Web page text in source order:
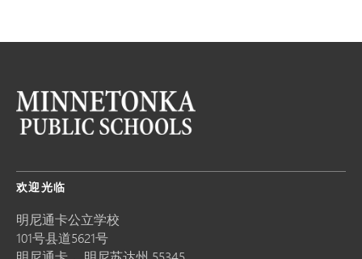
欢迎光临
明尼通卡公立学校
101号县道5621号